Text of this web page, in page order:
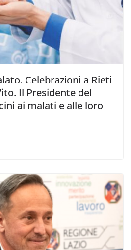
Celebrazioni a Rieti
Il Presidente del
ai malati e alle loro